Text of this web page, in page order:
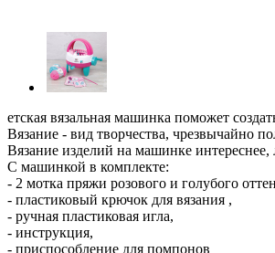
етская вязальная машинка поможет
Вязание - вид творчества, чрезвычайно
Вязание изделий на машинке
С машинкой в комплекте:
- 2 мотка пряжи розового и голубого
- пластиковый крючок для вязания ,
- ручная пластиковая игла,
- инструкция,
- приспособление для помпонов